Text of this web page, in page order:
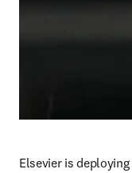
Elsevier is